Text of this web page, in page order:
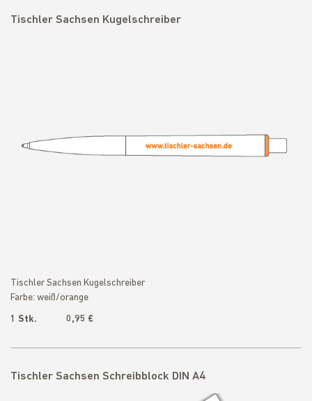
Tischler Sachsen Kugelschreiber
Tischler Sachsen Kugelschreiber
Farbe: weiß/orange
1 Stk. 0,95 €
Tischler Sachsen Schreibblock DIN A4